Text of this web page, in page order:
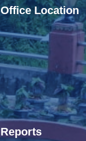
Office Location
Reports